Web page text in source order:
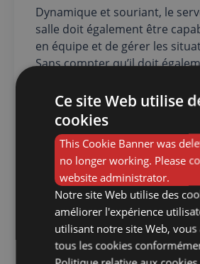
Dynamique et souriant, le
salle doit également être
en équipe et de gérer les
Sans compter qu’il doit
communication, afin de
clients.
Bon à savoir
En général, aucun diplôme
devenir serveur commis de
certaines formations
être un atout pour décrocher
Recherche
Ce site Web utilise
cookies
This Cookie Banner was
no longer working. Please
website administrator.
Notre site Web utilise des
améliorer l'expérience
utilisant notre site Web, vous
tous les cookies